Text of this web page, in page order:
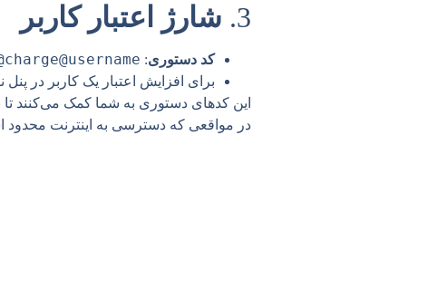
3. شارژ اعتبار کاربر
کد دستوری:
charge@username@
برای افزایش اعتبار یک کاربر در پنل
این کدهای دستوری به شما کمک می‌کنند تا
در مواقعی که دسترسی به اینترنت